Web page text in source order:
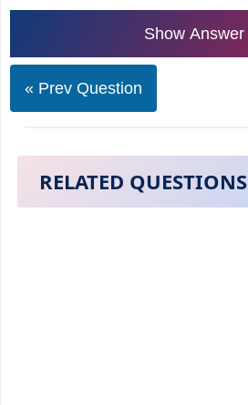
Show Answer
« Prev Question
RELATED QUESTIONS